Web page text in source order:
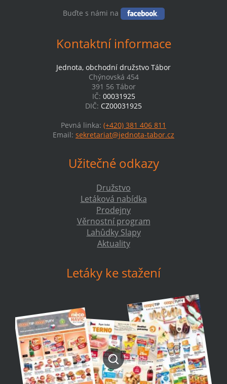
Buďte s námi na
Kontaktní informace
Jednota, obchodní družstvo Tábor
Chýnovská 454
391 56 Tábor
IČ: 00031925
DIČ: CZ00031925
Pevná linka: (+420) 381 406 811
Email: sekretariat@jednota-tabor.cz
Užitečné odkazy
Družstvo
Letáková nabídka
Prodejny
Věrnostní program
Lahůdky Slapy
Aktuality
Letáky ke stažení